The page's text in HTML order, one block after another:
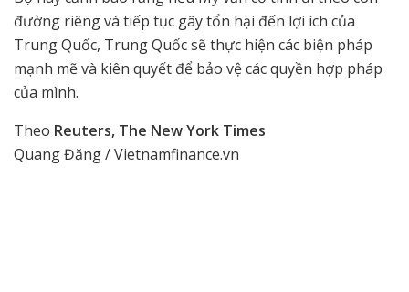
đường riêng và tiếp tục gây tổn hại đến lợi ích của
Trung Quốc, Trung Quốc sẽ thực hiện các biện pháp
mạnh mẽ và kiên quyết để bảo vệ các quyền hợp pháp
của mình.
Theo Reuters, The New York Times
Quang Đăng / Vietnamfinance.vn